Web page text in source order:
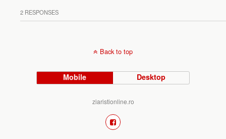
2 RESPONSES
Back to top
Mobile Desktop
ziaristionline.ro